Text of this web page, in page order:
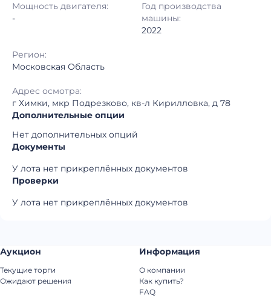
Регион: Московская Область
Мощность двигателя:
-
Год производства
машины:
2022
Регион:
Московская Область
Адрес осмотра:
г Химки, мкр Подрезково, кв-л Кирилловка, д 78
Дополнительные опции
Нет дополнительных опций
Документы
У лота нет прикреплённых документов
Проверки
У лота нет прикреплённых документов
Аукцион
Текущие торги
Ожидают решения
Информация
О компании
Как купить?
FAQ